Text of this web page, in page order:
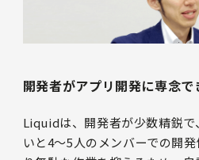
開発者がアプリ開発に専念
Liquidは、開発者が少数精鋭
いと4〜5人のメンバーでの開